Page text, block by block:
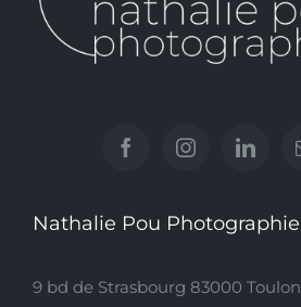
Nathalie Pou Photographie
9 bd de Strasbourg 83000 Toulon